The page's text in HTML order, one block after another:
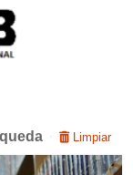
Limpiar